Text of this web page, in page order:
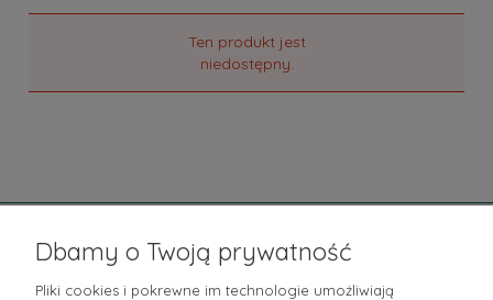
Ten produkt jest
niedostępny.
Moje konto
Dbamy o Twoją prywatność
Pliki cookies i pokrewne im technologie umożliwiają